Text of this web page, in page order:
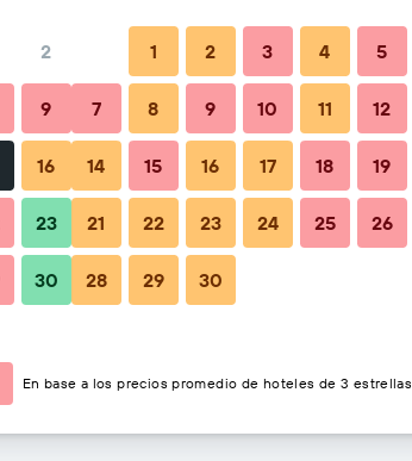
Total noche
$169
$182
2
9
16
23
30
1 2 3 4 5
7 8 9 10 11 12
14 15 16 17 18 19
21 22 23 24 25 26
28 29 30
En base a los precios promedio de hoteles de 3 estrellas